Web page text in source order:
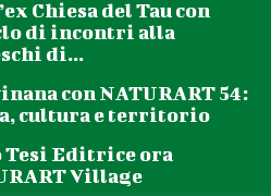
Chiesa del Tau con
di incontri alla
di...
con NATURART 54:
cultura e territorio
Editrice ora
Village